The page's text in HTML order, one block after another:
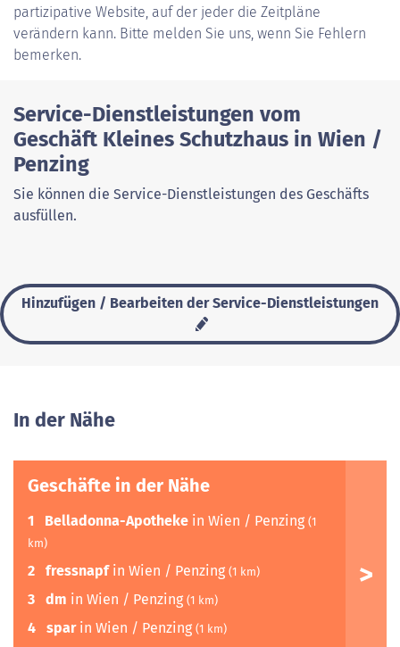
partizipative Website, auf der jeder die Zeitpläne
verändern kann. Bitte melden Sie uns, wenn Sie Fehlern
bemerken.
Service-Dienstleistungen vom
Geschäft Kleines Schutzhaus in Wien /
Penzing
Sie können die Service-Dienstleistungen des Geschäfts
ausfüllen.
Hinzufügen / Bearbeiten der Service-Dienstleistungen
In der Nähe
Geschäfte in der Nähe
1 Belladonna-Apotheke in Wien / Penzing (1
km)
2 fressnapfin Wien / Penzing (1 km)
3 dm in Wien / Penzing (1 km)
4 sparin Wien / Penzing (1 km)